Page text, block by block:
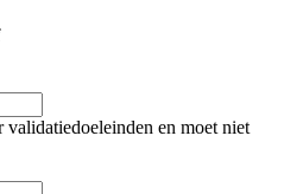
en moet niet